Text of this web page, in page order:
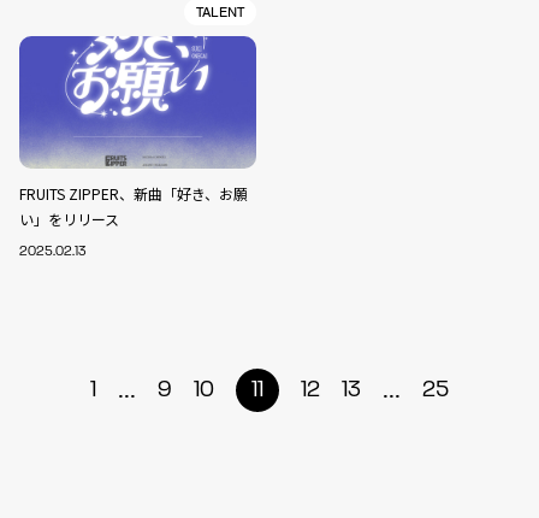
TALENT
FRUITS ZIPPER、新曲「好き、お願
い」をリリース
2025.02.13
1 ... 9 10 11 12 13 ... 25